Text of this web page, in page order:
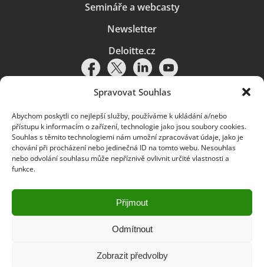
Spravovat Souhlas
Abychom poskytli co nejlepší služby, používáme k ukládání a/nebo
přístupu k informacím o zařízení, technologie jako jsou soubory cookies.
Souhlas s těmito technologiemi nám umožní zpracovávat údaje, jako je
chování při procházení nebo jedinečná ID na tomto webu. Nesouhlas
nebo odvolání souhlasu může nepříznivě ovlivnit určité vlastnosti a
funkce.
Přijmout
Odmítnout
Zobrazit předvolby
Semináře a webcasty
Newsletter
Deloitte.cz
Pravidla používání|Ochrana osobních údajů|Soubory cookies |
Deloitte.cz
© 2026. Více informací najdete vPravidlech používání.
Deloitte označuje jednu či více společností globální sítě členských
a přidružené subjekty (souhrnně „organizace Deloitte“). Společnost DTTL
(rovněž označovaná jako „Deloitte Global“) a každá z jejích členských
společností a jejich přidružených subjektů je samostatným a nezávislým
právním subjektem, který není oprávněn zavazovat nebo přijímat závazky
za jinou z těchto členských společností a jejich přidružených subjektů ve
pochybení, nikoli za jednání či pochybení jiných členských společností či